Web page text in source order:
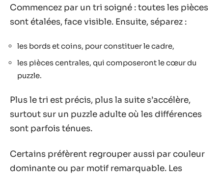
Commencez par un tri soigné : toutes les pièces
sont étalées, face visible. Ensuite, séparez :
les bords et coins, pour constituer le cadre,
les pièces centrales, qui composeront le cœur du
puzzle.
Plus le tri est précis, plus la suite s’accélère,
surtout sur un puzzle adulte où les différences
sont parfois ténues.
Certains préfèrent regrouper aussi par couleur
dominante ou par motif remarquable. Les